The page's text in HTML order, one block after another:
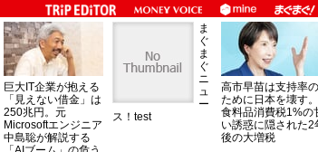
巨大IT企業が抱える
「見えない借金」は
250兆円。元
Microsoftエンジニア
中島聡が解説する
ま
ぐ
ま
ぐ
ニ
ュ
ー
ス！test
高市早苗は支持率の
ために日本を壊す。
食料品消費税1%の
い誘惑に隠された2
後の大増税